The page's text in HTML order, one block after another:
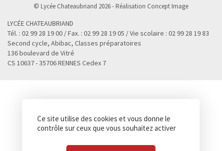
© Lycée Chateaubriand 2026 - Réalisation Concept Image
LYCÉE CHATEAUBRIAND
Tél. : 02 99 28 19 00 / Fax. : 02 99 28 19 05 / Vie scolaire : 02 99 28 19 83
Second cycle, Abibac, Classes préparatoires
136 boulevard de Vitré
CS 10637 - 35706 RENNES Cedex 7
Ce site utilise des cookies et vous donne le
contrôle sur ceux que vous souhaitez activer